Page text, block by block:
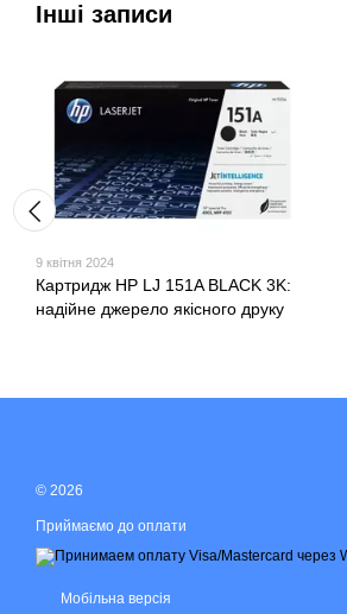
Інші записи
9 квітня 2024
Картридж HP LJ 151A BLACK 3K:
надійне джерело якісного друку
© 2026
Приймаємо до оплати
Мобільна версія